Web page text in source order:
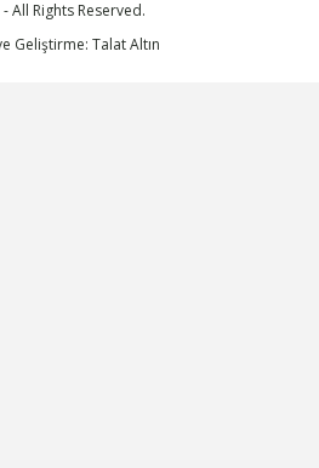
All Rights Reserved.
Geliştirme: Talat Altın